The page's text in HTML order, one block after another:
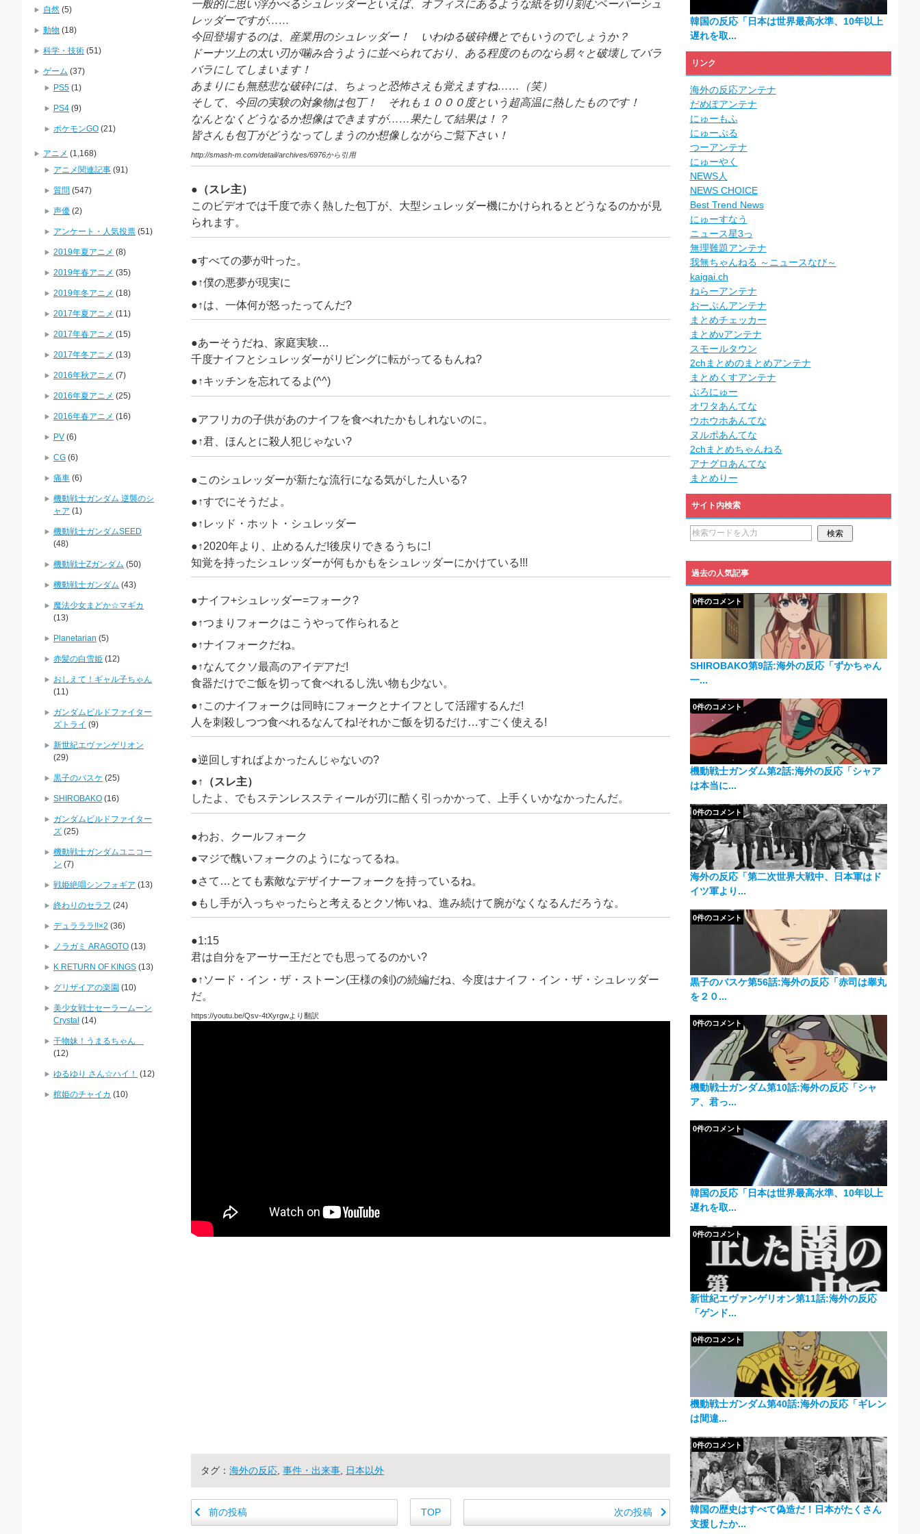
一般的に思い浮かべるシュレッダーといえば、オフィスにあるような紙を切り刻むペーパーシュ
レッダーですが……
今回登場するのは、産業用のシュレッダー！ いわゆる破砕機とでもいうのでしょうか？
ドーナツ上の太い刃が噛み合うように並べられており、ある程度のものなら易々と破壊してバラ
バラにしてしまいます！
あまりにも無慈悲な破砕には、ちょっと恐怖さえも覚えますね……（笑）
そして、今回の実験の対象物は包丁！ それも１０００度という超高温に熱したものです！
なんとなくどうなるか想像はできますが……果たして結果は！？
皆さんも包丁がどうなってしまうのか想像しながらご覧下さい！
http://smash-m.com/detail/archives/6976から引用
●（スレ主）
このビデオでは千度で赤く熱した包丁が、大型シュレッダー機にかけられるとどうなるのかが見
られます。
●すべての夢が叶った。
●↑僕の悪夢が現実に
●↑は、一体何が怒ったってんだ?
●あーそうだね、家庭実験…
千度ナイフとシュレッダーがリビングに転がってるもんね?
●↑キッチンを忘れてるよ(^^)
●アフリカの子供があのナイフを食べれたかもしれないのに。
●↑君、ほんとに殺人犯じゃない?
●このシュレッダーが新たな流行になる気がした人いる?
●↑すでにそうだよ。
●↑レッド・ホット・シュレッダー
●↑2020年より、止めるんだ!後戻りできるうちに!
知覚を持ったシュレッダーが何もかもをシュレッダーにかけている!!!
●ナイフ+シュレッダー=フォーク?
●↑つまりフォークはこうやって作られると
●↑ナイフォークだね。
●↑なんてクソ最高のアイデアだ!
食器だけでご飯を切って食べれるし洗い物も少ない。
●↑このナイフォークは同時にフォークとナイフとして活躍するんだ!
人を刺殺しつつ食べれるなんてね!それかご飯を切るだけ…すごく使える!
●逆回しすればよかったんじゃないの?
●↑（スレ主）
したよ、でもステンレススティールが刃に酷く引っかかって、上手くいかなかったんだ。
●わお、クールフォーク
●マジで醜いフォークのようになってるね。
●さて…とても素敵なデザイナーフォークを持っているね。
●もし手が入っちゃったらと考えるとクソ怖いね、進み続けて腕がなくなるんだろうな。
●1:15
君は自分をアーサー王だとでも思ってるのかい?
●↑ソード・イン・ザ・ストーン(王様の剣)の続編だね、今度はナイフ・イン・ザ・シュレッダー
だ。
https://youtu.be/Qsv-4tXyrgwより翻訳
タグ：海外の反応 ,事件・出来事 日本以外
前の投稿 TOP 次の投稿
自然 (5)
動物 (18)
科学・技術 (51)
ゲーム (37)
PS5 (1)
PS4 (9)
ポケモンGO (21)
アニメ (1,168)
アニメ関連記事 (91)
質問 (547)
声優 (2)
アンケート・人気投票 (51)
2019年夏アニメ (8)
2019年春アニメ (35)
2019年冬アニメ (18)
2017年夏アニメ (11)
2017年春アニメ (15)
2017年冬アニメ (13)
2016年秋アニメ (7)
2016年夏アニメ (25)
2016年春アニメ (16)
PV (6)
CG (6)
痛車 (6)
機動戦士ガンダム 逆襲のシ
ャア (1)
機動戦士ガンダムSEED
(48)
機動戦士Zガンダム (50)
機動戦士ガンダム (43)
魔法少女まどか☆マギカ
(13)
Planetarian (5)
赤髪の白雪姫 (12)
おしえて！ギャル子ちゃん
(11)
ガンダムビルドファイター
ズトライ (9)
新世紀エヴァンゲリオン
(29)
黒子のバスケ (25)
SHIROBAKO (16)
ガンダムビルドファイター
ズ (25)
機動戦士ガンダムユニコー
ン (7)
戦姫絶唱シンフォギア (13)
終わりのセラフ (24)
デュラララ!!×2 (36)
ノラガミ ARAGOTO (13)
K RETURN OF KINGS (13)
グリザイアの楽園 (10)
美少女戦士セーラームーン
Crystal (14)
干物妹！うまるちゃん
(12)
ゆるゆり さん☆ハイ！ (12)
棺姫のチャイカ (10)
韓国の反応「日本は世界最高水準、10年以上
遅れを取...
リンク
海外の反応アンテナ
だめぽアンテナ
にゅーもふ
にゅーぷる
つーアンテナ
にゅーやく
NEWS人
NEWS CHOICE
Best Trend News
にゅーすなう
ニュース星3っ
無理難題アンテナ
我無ちゃんねる ～ニュースなび～
kaigai.ch
ねらーアンテナ
おーぷんアンテナ
まとめチェッカー
まとめνアンテナ
スモールタウン
2chまとめのまとめアンテナ
まとめくすアンテナ
ぶろにゅー
オワタあんてな
ウホウホあんてな
ヌルポあんてな
2chまとめちゃんねる
アナグロあんてな
まとめりー
サイト内検索
過去の人気記事
SHIROBAKO第9話:海外の反応「ずかちゃん
一...
0件のコメント
機動戦士ガンダム第2話:海外の反応「シャア
は本当に...
0件のコメント
海外の反応「第二次世界大戦中、日本軍はド
イツ軍より...
0件のコメント
黒子のバスケ第56話:海外の反応「赤司は睾丸
を２０...
0件のコメント
機動戦士ガンダム第10話:海外の反応「シャ
ア、君っ...
0件のコメント
韓国の反応「日本は世界最高水準、10年以上
遅れを取...
0件のコメント
新世紀エヴァンゲリオン第11話:海外の反応
「ゲンド...
0件のコメント
機動戦士ガンダム第40話:海外の反応「ギレン
は間違...
0件のコメント
韓国の歴史はすべて偽造だ！日本がたくさん
支援したか...
0件のコメント